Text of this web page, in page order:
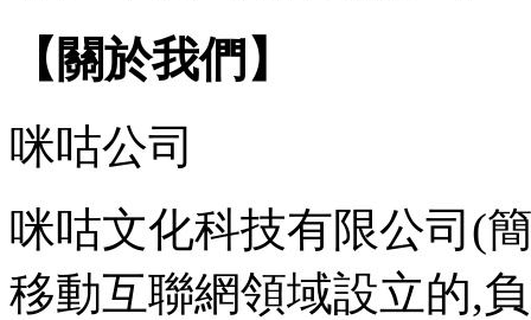
【關於我們】
咪咕公司
咪咕文化科技有限公司(
移動互聯網領域設立的,